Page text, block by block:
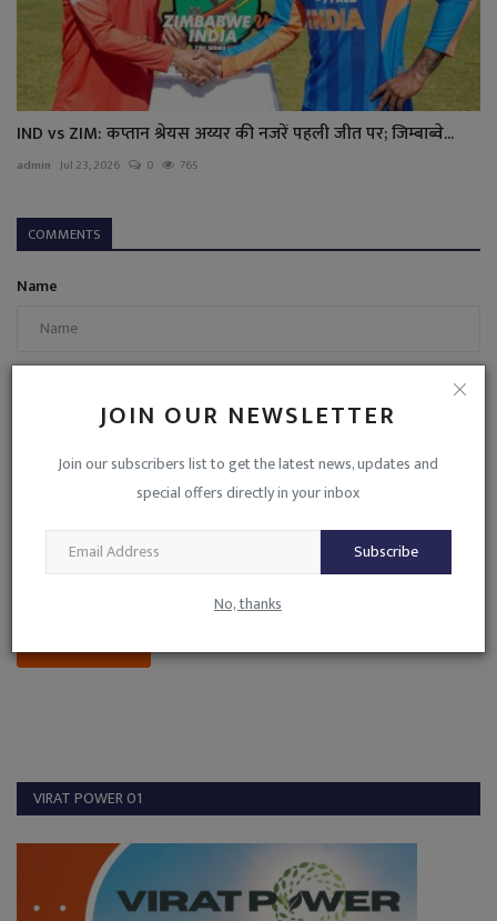
JOIN OUR NEWSLETTER
Join our subscribers list to get the latest news, updates and
special offers directly in your inbox
Subscribe
No, thanks
IND vs ZIM: कप्तान श्रेयस अय्यर की नजरें पहली जीत पर; जिम्बाब्वे...
admin Jul 23, 2026 0 765
COMMENTS
Name
Comment
Post Comment
VIRAT POWER 01